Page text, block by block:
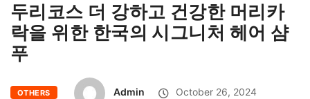
두리코스 더 강하고 건강한 머리카
락을 위한 한국의 시그니처 헤어 샴
푸
OTHERS Admin October 26, 2024